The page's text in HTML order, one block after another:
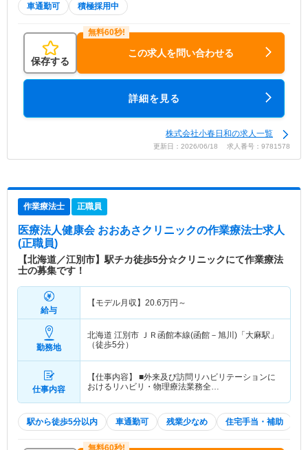
車通勤可 積極採用中
保存する
この求人を問い合わせる
詳細を見る
株式会社小春日和の求人一覧
更新日：2026/06/18 求人番号：9781578
作業療法士 正職員
医療法人健康会 おおあさクリニックの作業療法士求人
(正職員)
【北海道／江別市】駅チカ徒歩5分☆クリニックにて作業療法
士の募集です！
給与
【モデル月収】 20.6万円～
勤務地
北海道 江別市 ＪＲ函館本線(函館－旭川)「大麻駅」
（徒歩5分）
仕事内容
【仕事内容】 ■外来及び訪問リハビリテーションに
おけるリハビリ・物理療法業務全…
駅から徒歩5分以内 車通勤可 残業少なめ 住宅手当・補助